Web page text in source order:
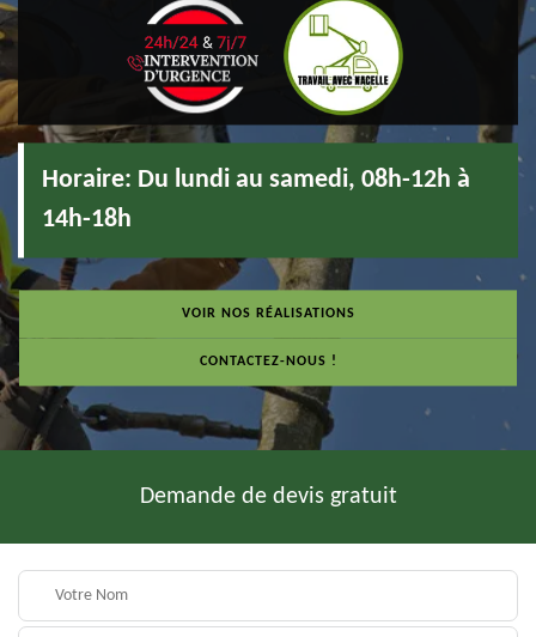
Horaire: Du lundi au samedi, 08h-12h à
14h-18h
VOIR NOS RÉALISATIONS
CONTACTEZ-NOUS !
Demande de devis gratuit